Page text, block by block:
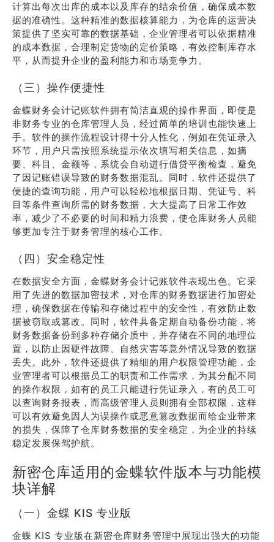
计算出每次出库的成本以及库存的结余价值，确保成本数
据的准确性。这种精准的数据核算能力，为仓库的运营决
策提供了坚实可靠的数据基础，企业管理者可以依据精准
的成本数据，合理制定货物的定价策略，有效控制库存水
平，从而提升企业的盈利能力和市场竞争力。
（三）操作便捷性
金蝶财务会计记账软件拥有简洁直观的操作界面，即使是
非财务专业的仓库管理人员，经过简单的培训也能快速上
手。软件的操作流程设计得十分人性化，例如在凭证录入
环节，用户只需按照系统提示依次填写相关信息，如摘
要、科目、金额等，系统会自动进行借贷平衡检查，避免
了因记账错误导致的财务数据混乱。同时，软件还提供了
便捷的查询功能，用户可以轻松地根据日期、凭证号、科
目等条件查询所需的财务数据，大大提高了日常工作效
率，减少了不必要的时间和精力浪费，使仓库财务人员能
够更加专注于财务管理的核心工作。
（四）安全稳定性
在数据安全方面，金蝶财务会计记账软件表现出色。它采
用了先进的数据加密技术，对仓库的财务数据进行加密处
理，确保数据在传输和存储过程中的安全性，有效防止数
据被窃取或篡改。同时，软件具备定期自动备份功能，将
财务数据备份到多种存储介质中，并存储在不同的地理位
置，以防止因硬件故障、自然灾害等意外情况导致的数据
丢失。此外，软件还提供了精细的用户权限管理功能，企
业管理者可以根据员工的职责和工作需求，为其分配不同
的操作权限，如有的员工只能进行凭证录入，有的员工可
以查询财务报表，而高级管理人员则拥有全部权限，这样
可以有效避免因人为误操作或恶意篡改数据而给企业带来
的损失，保障了仓库财务数据的安全稳定，为企业的持续
稳定发展保驾护航。
新密仓库适用的金蝶软件版本与功能模
块详解
（一）金蝶 KIS 专业版
金蝶 KIS 专业版在新密仓库财务管理中展现出强大的功能